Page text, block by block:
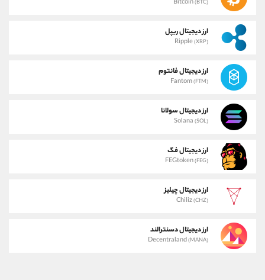
Bitcoin(BTC)
ارز دیجیتال ریپل
Ripple(XRP)
ارز دیجیتال فانتوم
Fantom(FTM)
ارز دیجیتال سولانا
Solana (SOL)
ارز دیجیتال فگ
FEGtoken(FEG)
ارز دیجیتال چیلیز
Chiliz(CHZ)
ارز دیجیتال دسنترالند
Decentraland(MANA)